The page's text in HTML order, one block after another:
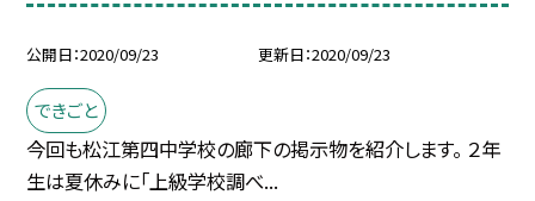
公開日 2020/09/23 更新日 2020/09/23
できごと
今回も松江第四中学校の廊下の掲示物を紹介します。 ２年
生は夏休みに「上級学校調べ...